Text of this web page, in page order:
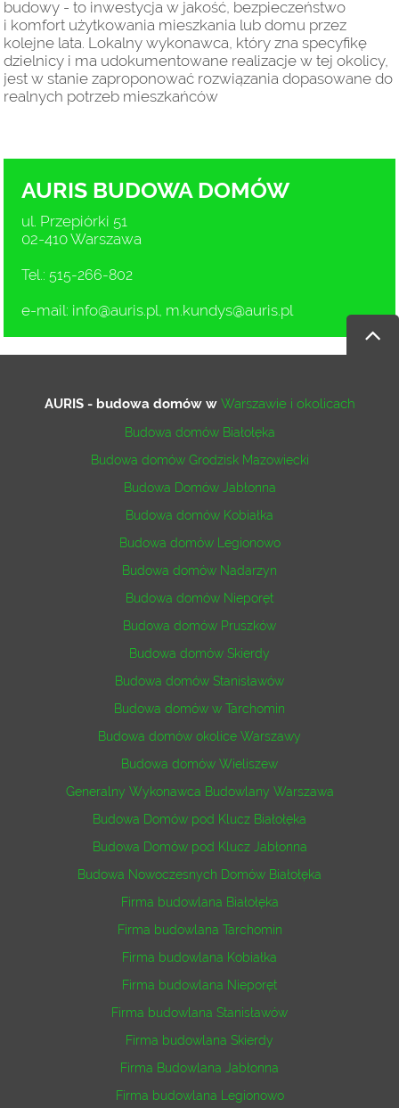
budowy - to inwestycja w jakość, bezpieczeństwo
i komfort użytkowania mieszkania lub domu przez
kolejne lata. Lokalny wykonawca, który zna specyfikę
dzielnicy i ma udokumentowane realizacje w tej okolicy,
jest w stanie zaproponować rozwiązania dopasowane do
realnych potrzeb mieszkańców
AURIS BUDOWA DOMÓW
ul. Przepiórki 51
02-410 Warszawa
Tel.: 515-266-802
e-mail: info@auris.pl m.kundys@auris.pl
AURIS - budowa domóww Warszawie i okolicach
Budowa domów Białołęka
Budowa domów Grodzisk Mazowiecki
Budowa Domów Jabłonna
Budowa domów Kobiałka
Budowa domów Legionowo
Budowa domów Nadarzyn
Budowa domów Nieporęt
Budowa domów Pruszków
Budowa domów Skierdy
Budowa domów Stanisławów
Budowa domów w Tarchomin
Budowa domów okolice Warszawy
Budowa domów Wieliszew
Generalny Wykonawca Budowlany Warszawa
Budowa Domów pod Klucz Białołęka
Budowa Domów pod Klucz Jabłonna
Budowa Nowoczesnych Domów Białołęka
Firma budowlana Białołęka
Firma budowlana Tarchomin
Firma budowlana Kobiałka
Firma budowlana Nieporęt
Firma budowlana Stanisławów
Firma budowlana Skierdy
Firma Budowlana Jabłonna
Firma budowlana Legionowo